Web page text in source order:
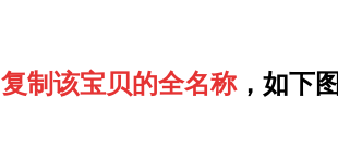
复制该宝贝的全名称，如下图